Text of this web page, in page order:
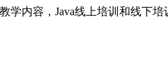
学内容，Java线上培训和线下